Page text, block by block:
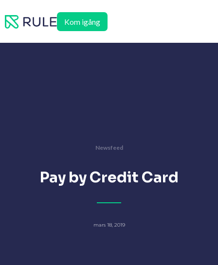
till
Kom igång
Newsfeed
Pay by Credit Card
mars 18, 2019